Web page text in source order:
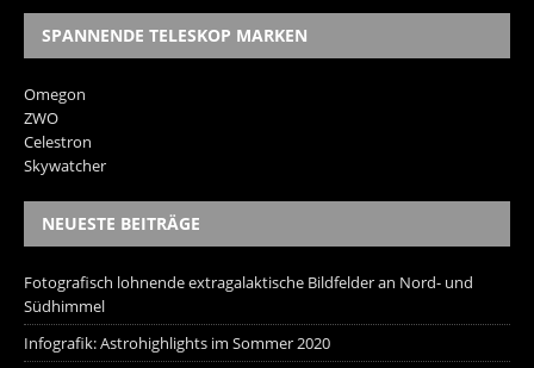
SPANNENDE TELESKOP MARKEN
Omegon
ZWO
Celestron
Skywatcher
NEUESTE BEITRÄGE
Fotografisch lohnende extragalaktische Bildfelder an Nord- und
Südhimmel
Infografik: Astrohighlights im Sommer 2020